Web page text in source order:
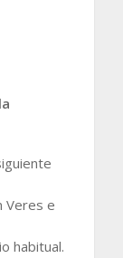
Veres e
habitual.